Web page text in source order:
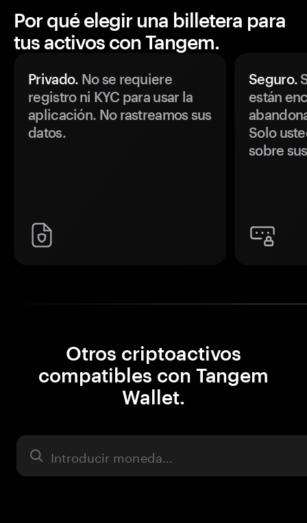
Por qué elegir una billetera para
tus activos con Tangem.
Privado. No se requiere
registro ni KYC para usar la
aplicación. No rastreamos sus
datos.
Seguro.
están
Solo
sobre
Otros criptoactivos
compatibles con Tangem
Wallet.
Activo